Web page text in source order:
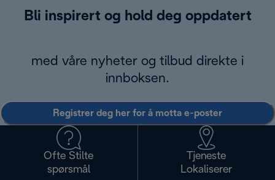
Bli inspirert og hold deg oppdatert
med våre nyheter og tilbud direkte i
innboksen.
Registrer deg her for å motta e-poster
Ofte Stilte
spørsmål
Tjeneste
Lokaliserer